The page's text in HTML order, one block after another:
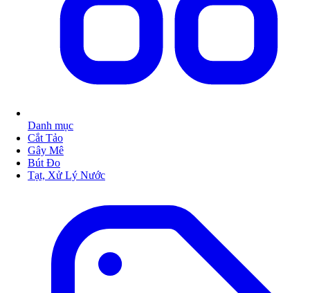
Danh mục
Cắt Tảo
Gây Mê
Bút Đo
Tạt, Xử Lý Nước